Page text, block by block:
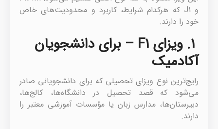
و J1 که هرکدام شرایط، کاربرد و محدودیت‌های خاص
خود را دارند.
1. ویزای F1 – برای دانشجویان
آکادمیک
رایج‌ترین نوع ویزای تحصیلی که برای دانشجویانی صادر
می‌شود که قصد تحصیل در دانشگاه‌ها، کالج‌ها،
دبیرستان‌ها، مدارس زبان یا مؤسسات آموزشی معتبر را
دارند.